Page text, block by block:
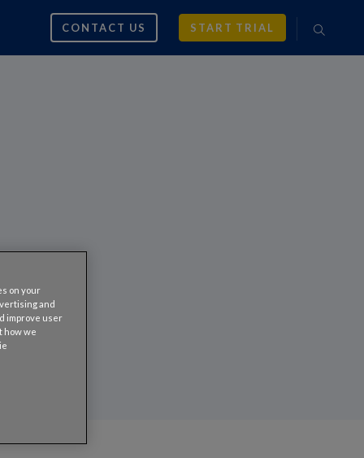
CONTACT US START TRIAL
on your
and
improve user
how we